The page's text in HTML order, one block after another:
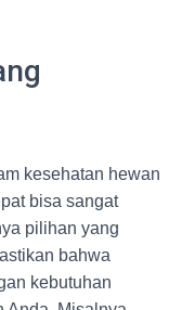
kesehatan hewan
bisa sangat
pilihan yang
bahwa
kebutuhan